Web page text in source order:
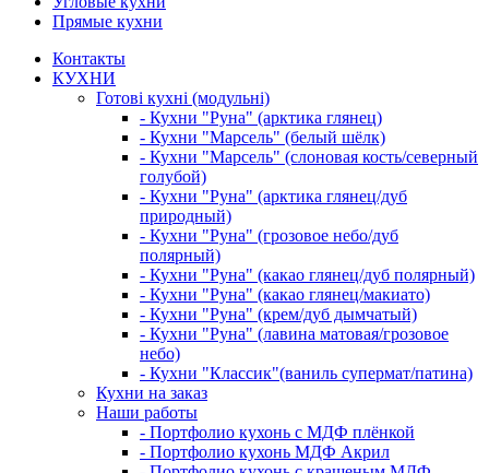
Прямые кухни
Контакты
КУХНИ
Готові кухні (модульні)
- Кухни "Руна" (арктика глянец)
- Кухни "Марсель" (белый шёлк)
- Кухни "Марсель" (слоновая кость/северный
голубой)
- Кухни "Руна" (арктика глянец/дуб
природный)
- Кухни "Руна" (грозовое небо/дуб
полярный)
- Кухни "Руна" (какао глянец/дуб полярный)
- Кухни "Руна" (какао глянец/макиато)
- Кухни "Руна" (крем/дуб дымчатый)
- Кухни "Руна" (лавина матовая/грозовое
небо)
- Кухни "Классик"(ваниль супермат/патина)
Кухни на заказ
Наши работы
- Портфолио кухонь с МДФ плёнкой
- Портфолио кухонь МДФ Акрил